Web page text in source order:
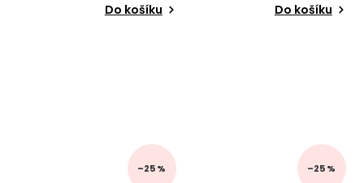
Do košíku Do košíku
–25 % –25 %